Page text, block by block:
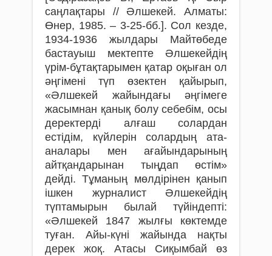
саңлақтары // Әлшекей. Алматы:
Өнер, 1985. – 3-25-бб.]. Сол кезде,
1934-1936 жылдары Майтөбеде
бастауыш мектепте Әлшекейдің
үрім-бұтақтарымен қатар оқыған ол
әңгімені түп өзектен қайырып,
«Әлшекей жайындағы әңгімеге
жасымнан қанық болу себебім, осы
деректерді алғаш солардан
естідім, күйлерін солардың ата-
аналары мен ағайындарының
айтқандарынан тыңдап өстім»
дейді. Тұманың мөлдірінен қанып
ішкен журналист Әлшекейдің
түптамырын былай түйіндепті:
«Әлшекей 1847 жылғы көктемде
туған. Айы-күні жайында нақты
дерек жоқ. Атасы Сиқымбай өз